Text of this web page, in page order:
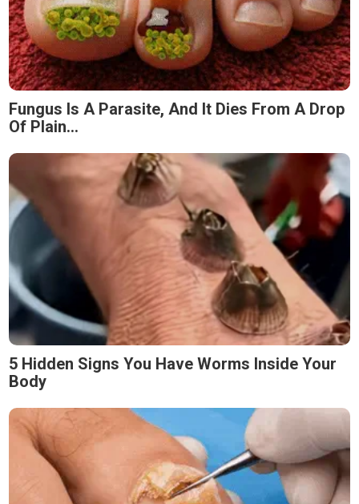
Fungus Is A Parasite, And It Dies From A Drop
Of Plain...
5 Hidden Signs You Have Worms Inside Your
Body